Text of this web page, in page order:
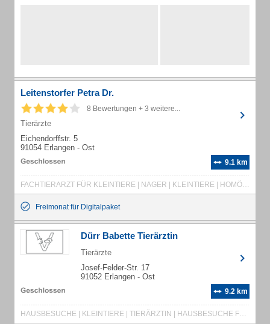
Leitenstorfer Petra Dr.
8 Bewertungen + 3 weitere...
Tierärzte
Eichendorffstr. 5
91054 Erlangen - Ost
9.1 km
FACHTIERARZT FÜR KLEINTIERE | NAGER | KLEINTIERE | HOMÖOPATHIE | TIERÄRZTE | TIERBEHANDLUNG | HUNDEBEHANDLUNG | HUNDEIMPFUNGEN | HUNDEKASTRATIONEN | KLEINTIERÄRZTE | KATZENBEHANDLUNG | KATZENIMPFUNG | KATZENKASTRATIONEN | FACHTIERÄRZTIN FÜR KLEINTIERE
Freimonat für Digitalpaket
Dürr Babette Tierärztin
Tierärzte
Josef-Felder-Str. 17
91052 Erlangen - Ost
9.2 km
HAUSBESUCHE | KLEINTIERE | TIERÄRZTIN | HAUSBESUCHE FÜR KLEINTIERE | KLEINTIERPRAXIS | TIERARZT | TIERARZTPRAXIS | HUNDEBEHANDLUNG | KATZENBEHANDLUNG | TIERBEHANDLUNG | IMPFUNGEN